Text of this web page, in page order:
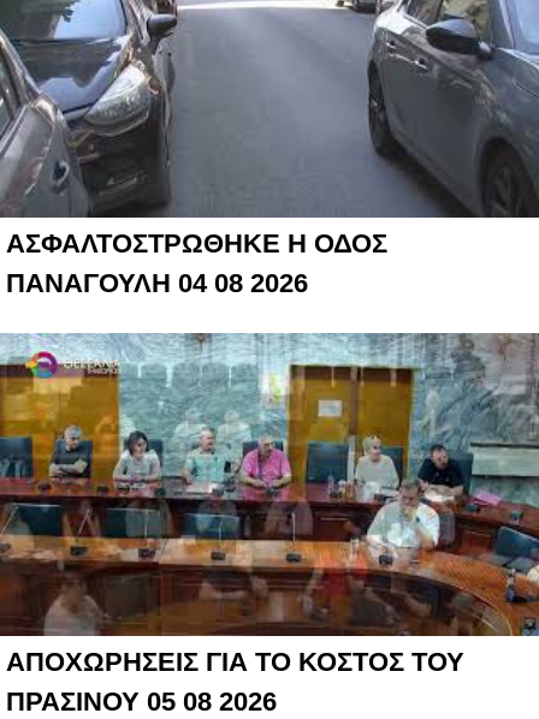
ΑΣΦΑΛΤΟΣΤΡΩΘΗΚΕ Η ΟΔΟΣ
ΠΑΝΑΓΟΥΛΗ 04 08 2026
ΑΠΟΧΩΡΗΣΕΙΣ ΓΙΑ ΤΟ ΚΟΣΤΟΣ ΤΟΥ
ΠΡΑΣΙΝΟΥ 05 08 2026